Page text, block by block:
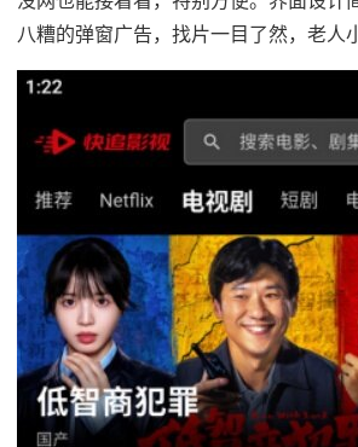
八糟的弹窗广告，找片一目了然，老人